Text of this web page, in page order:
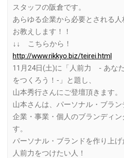
スタッフの阪倉です。
あらゆる企業から必要とされる
お教えします！！
↓↓ こちらから！
http://www.rikkyo.biz/teirei.html
11月24日(土)に「人前力 - あな
をつくろう！-」と題し、
山本秀行さんにご登壇頂きます。
山本さんは、パーソナル・ブラン
企業・事業・個人のブランディ
す。
パーソナル・ブランドを作り上げ
人前力をつけたい人！